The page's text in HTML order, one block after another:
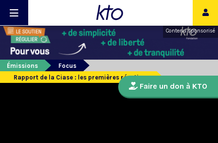
Contenu sponsorisé
Émissions
Focus
Rapport de la Ciase : les premières réactions
Faire un don à KTO